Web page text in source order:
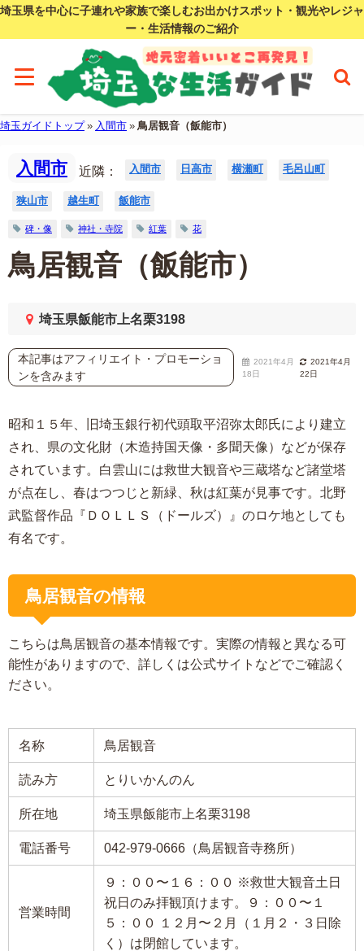
埼玉県を中心に子連れや家族で楽しむお出かけスポット・観光やレジャ
ー・生活情報のご紹介
埼玉ガイドトップ» 入間市 » 鳥居観音（飯能市）
入間市 近隣： 入間市 日高市 横瀬町 毛呂山町
狭山市 越生町 飯能市
碑・像 神社・寺院 紅葉 花
鳥居観音（飯能市）
埼玉県飯能市上名栗3198
本記事はアフィリエイト・プロモーショ
ンを含みます
2021年4月
18日
2021年4月
22日
昭和１５年、旧埼玉銀行初代頭取平沼弥太郎氏により建立
され、県の文化財（木造持国天像・多聞天像）などが保存
されています。白雲山には救世大観音や三蔵塔など諸堂塔
が点在し、春はつつじと新緑、秋は紅葉が見事です。北野
武監督作品『ＤＯＬＬＳ（ドールズ）』のロケ地としても
有名です。
鳥居観音の情報
こちらは鳥居観音の基本情報です。実際の情報と異なる可
能性がありますので、詳しくは公式サイトなどでご確認く
ださい。
名称 鳥居観音
読み方 とりいかんのん
所在地 埼玉県飯能市上名栗3198
電話番号 042-979-0666（鳥居観音寺務所）
営業時間
９：００〜１６：００ ※救世大観音土日
祝日のみ拝観頂けます。９：００〜１
５：００ １２月〜２月（１月２・３日除
く）は閉館しています。